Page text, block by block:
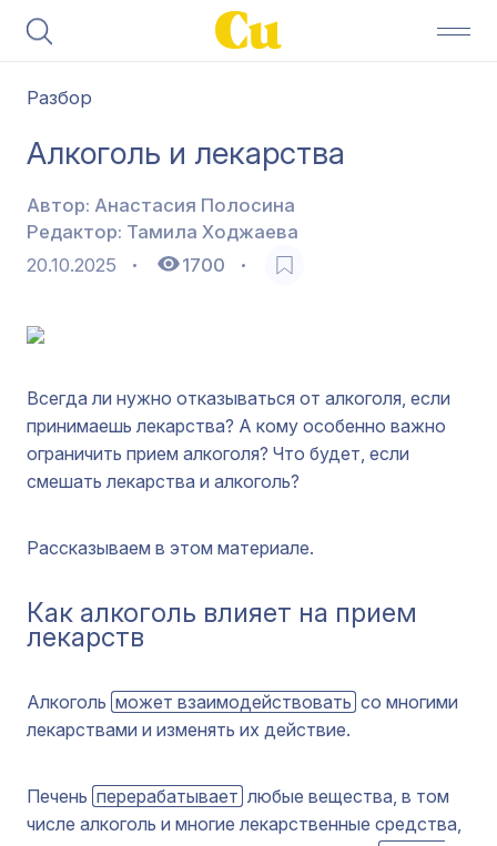
Разбор
Алкоголь и лекарства
Автор: Анастасия Полосина
Редактор: Тамила Ходжаева
20.10.2025
1700
Всегда ли нужно отказываться от алкоголя, если
принимаешь лекарства? А кому особенно важно
ограничить прием алкоголя? Что будет, если
смешать лекарства и алкоголь?
Рассказываем в этом материале.
Как алкоголь влияет на прием
лекарств
Алкоголь может взаимодействовать со многими
лекарствами и изменять их действие.
Печень перерабатывает любые вещества, в том
числе алкоголь и многие лекарственные средства,